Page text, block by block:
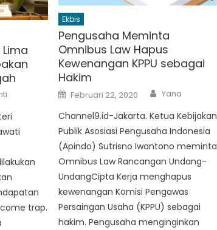
trap.
Ekbis
Pengusaha Meminta
Omnibus Law Hapus
Kewenangan KPPU sebagai
Hakim
Posted
on
Februari 22, 2020 Author
Yana
Channel9.id-Jakarta. Ketua Kebijakan
Publik Asosiasi Pengusaha Indonesia
(Apindo) Sutrisno Iwantono meminta
Omnibus Law Rancangan Undang-
UndangCipta Kerja menghapus
kewenangan Komisi Pengawas
Persaingan Usaha (KPPU) sebagai
hakim. Pengusaha menginginkan